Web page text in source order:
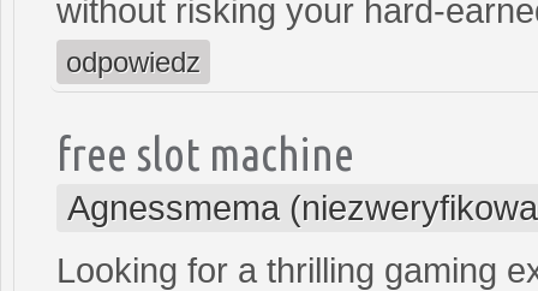
without risking your hard-
odpowiedz
free slot machine
Agnessmema
Looking for a thrilling gaming